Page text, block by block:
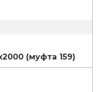
(муфта 159)